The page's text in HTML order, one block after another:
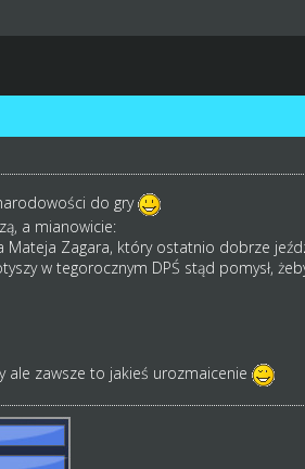
do gry
a mianowicie:
Mateja Zagara, który ostatnio dobrze
w tegorocznym DPŚ stąd pomysł,
ale zawsze to jakieś urozmaicenie